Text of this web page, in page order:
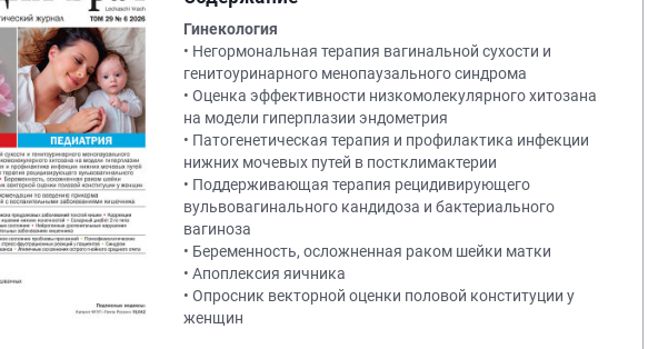
Гинекология
• Негормональная терапия вагинальной сухости и
генитоуринарного менопаузального синдрома
• Оценка эффективности низкомолекулярного хитозана
на модели гиперплазии эндометрия
• Патогенетическая терапия и профилактика инфекции
нижних мочевых путей в постклимактерии
• Поддерживающая терапия рецидивирующего
вульвовагинального кандидоза и бактериального
вагиноза
• Беременность, осложненная раком шейки матки
• Апоплексия яичника
• Опросник векторной оценки половой конституции у
женщин